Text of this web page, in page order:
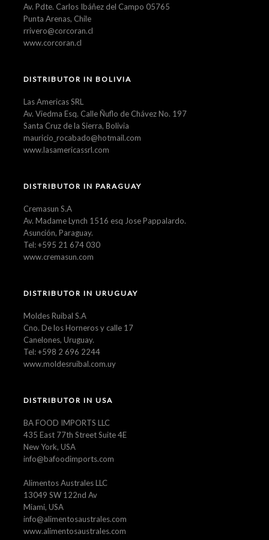
Av. Pdte. Carlos Ibáñez del Campo 05765
Punta Arenas, Chile
rrivero@corcoran.cl
www.corcoran.cl
DISTRIBUTOR IN BOLIVIA
Las Americas SRL
Av. Viedma Esq. Calle Ñuflo de Chávez No. 197
Santa Cruz de la Sierra, Bolivia
mauricio_rocabado@hotmail.com
www.lasamericassrl.com
DISTRIBUTOR IN PARAGUAY
Cremasun S.A
Av. Madame Lynch 1516 esq Jose Pappalardo.
Asunción, Paraguay.
Tel: +595 21 674 030
www.cremasun.com
DISTRIBUTOR IN URUGUAY
Moldes Ruibal S.A
Cno. De los Horneros y calle 17
Canelones, Uruguay.
Tel: +598 2 696 2244
www.moldesruibal.com.uy
DISTRIBUTOR IN USA
BA FOOD IMPORTS LLC
435 East 77th Street Suite 4E
New York, USA
info@bafoodimports.com
Alimentos Australes LLC
13049 SW 122nd Av
Miami, USA
info@alimentosaustrales.com
www.alimentosaustrales.com